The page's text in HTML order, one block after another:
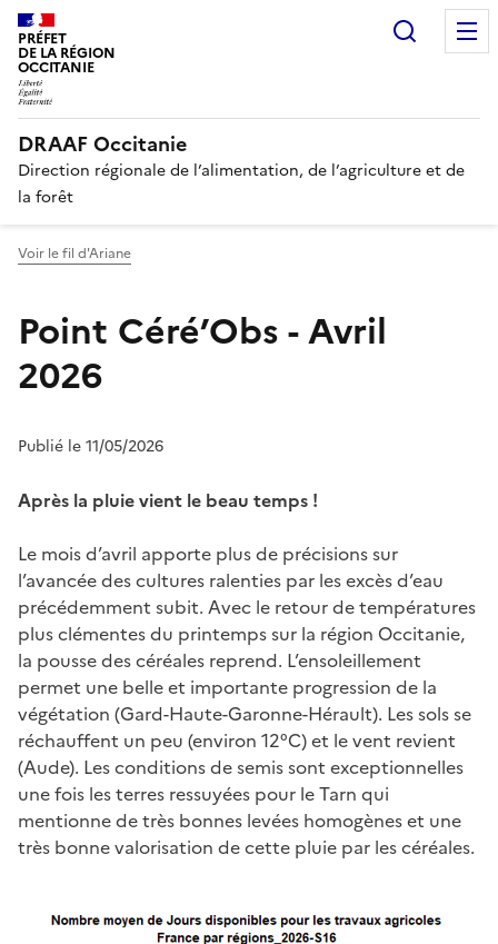
PRÉFET
DE LA RÉGION
OCCITANIE
DRAAF Occitanie
Direction régionale de l’alimentation, de l’agriculture et de
la forêt
Voir le fil d'Ariane
Point Céré’Obs - Avril
2026
Publié le 11/05/2026
Après la pluie vient le beau temps !
Le mois d’avril apporte plus de précisions sur
l’avancée des cultures ralenties par les excès d’eau
précédemment subit. Avec le retour de températures
plus clémentes du printemps sur la région Occitanie,
la pousse des céréales reprend. L’ensoleillement
permet une belle et importante progression de la
végétation (Gard-Haute-Garonne-Hérault). Les sols se
réchauffent un peu (environ 12°C) et le vent revient
(Aude). Les conditions de semis sont exceptionnelles
une fois les terres ressuyées pour le Tarn qui
mentionne de très bonnes levées homogènes et une
très bonne valorisation de cette pluie par les céréales.